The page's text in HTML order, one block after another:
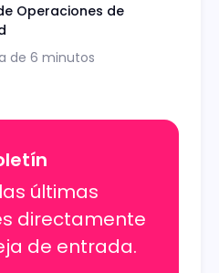
Operaciones de
de 6 minutos
últimas
directamente
de entrada.